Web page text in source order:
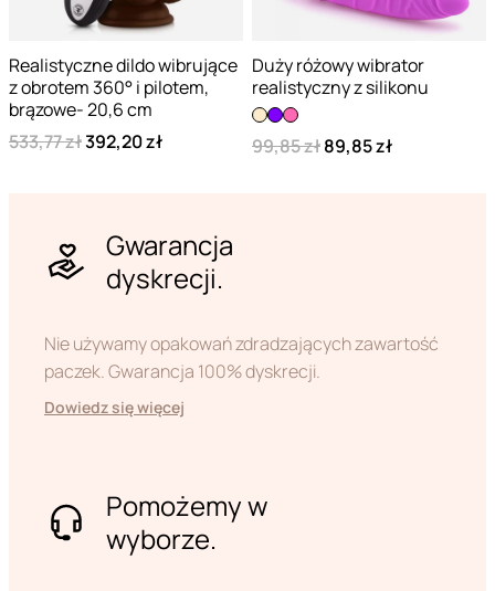
Realistyczne dildo wibrujące
z obrotem 360° i pilotem,
brązowe- 20,6 cm
533,77 zł392,20 zł
Duży różowy wibrator
realistyczny z silikonu
99,85 zł89,85 zł
Gwarancja
dyskrecji.
Nie używamy opakowań zdradzających zawartość
paczek. Gwarancja 100% dyskrecji.
Dowiedz się więcej
Pomożemy w
wyborze.